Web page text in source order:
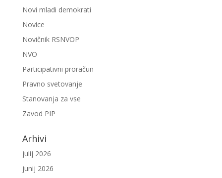
Novi mladi demokrati
Novice
Novičnik RSNVOP
NVO
Participativni proračun
Pravno svetovanje
Stanovanja za vse
Zavod PIP
Arhivi
julij 2026
junij 2026